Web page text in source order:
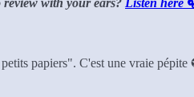
papiers". C'est une vraie